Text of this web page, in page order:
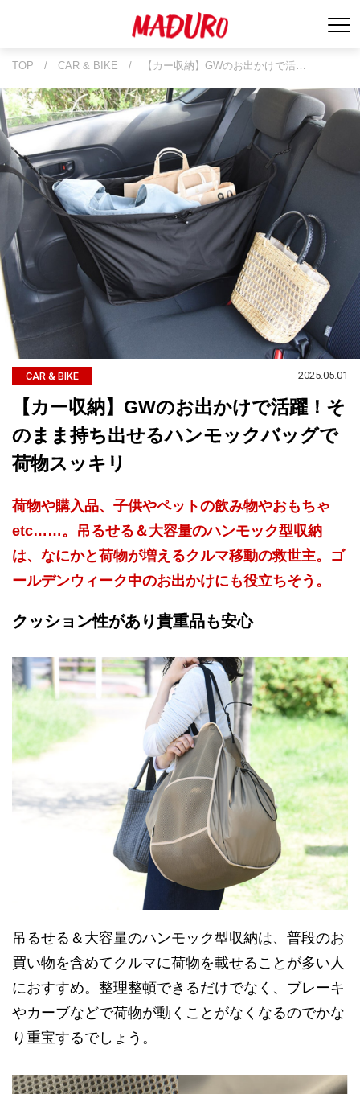
TOP / CAR & BIKE / 【カー収納】GWのお出かけで活…
CAR & BIKE 2025.05.01
【カー収納】GWのお出かけで活躍！そ
のまま持ち出せるハンモックバッグで
荷物スッキリ
荷物や購入品、子供やペットの飲み物やおもちゃ
etc……。吊るせる＆大容量のハンモック型収納
は、なにかと荷物が増えるクルマ移動の救世主。ゴ
ールデンウィーク中のお出かけにも役立ちそう。
クッション性があり貴重品も安心
吊るせる＆大容量のハンモック型収納は、普段のお
買い物を含めてクルマに荷物を載せることが多い人
におすすめ。整理整頓できるだけでなく、ブレーキ
やカーブなどで荷物が動くことがなくなるのでかな
り重宝するでしょう。